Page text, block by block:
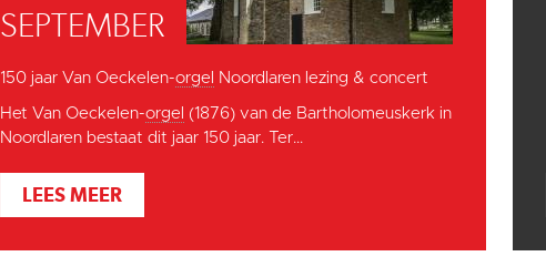
SEPTEMBER
150 jaar Van Oeckelen-orgel Noordlaren lezing & concert
Het Van Oeckelen-orgel (1876) van de Bartholomeuskerk in
Noordlaren bestaat dit jaar 150 jaar. Ter...
LEES MEER